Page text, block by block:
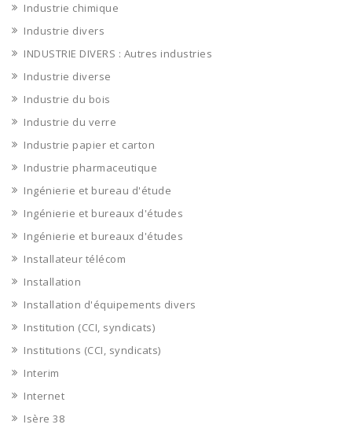
Industrie chimique
Industrie divers
INDUSTRIE DIVERS : Autres industries
Industrie diverse
Industrie du bois
Industrie du verre
Industrie papier et carton
Industrie pharmaceutique
Ingénierie et bureau d'étude
Ingénierie et bureaux d'études
Ingénierie et bureaux d'études
Installateur télécom
Installation
Installation d'équipements divers
Institution (CCI, syndicats)
Institutions (CCI, syndicats)
Interim
Internet
Isère 38